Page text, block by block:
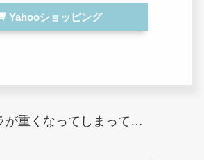
Yahooショッピング
が重くなってしまって…